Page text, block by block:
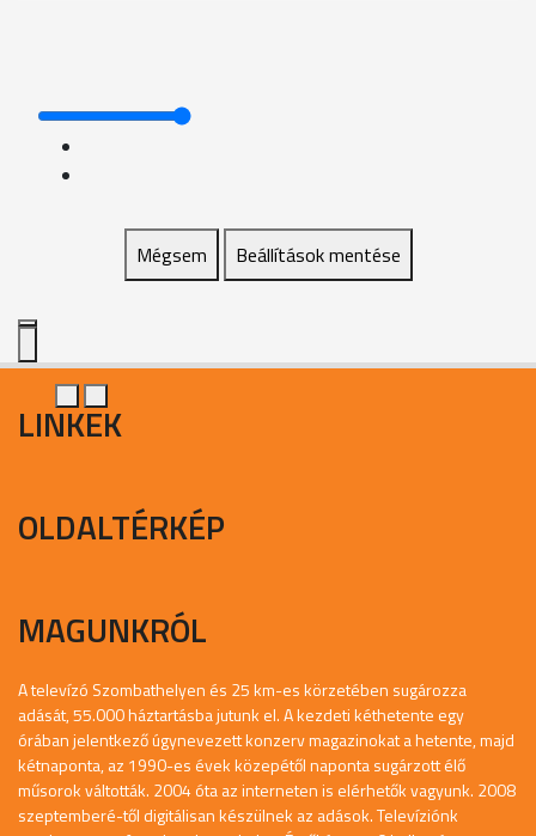
Mégsem Beállítások mentése
LINKEK
OLDALTÉRKÉP
MAGUNKRÓL
A televízó Szombathelyen és 25 km-es körzetében sugározza
adását, 55.000 háztartásba jutunk el. A kezdeti kéthetente egy
órában jelentkező úgynevezett konzerv magazinokat a hetente, majd
kétnaponta, az 1990-es évek közepétől naponta sugárzott élő
műsorok váltották. 2004 óta az interneten is elérhetők vagyunk. 2008
szeptemberé-től digitálisan készülnek az adások. Televíziónk